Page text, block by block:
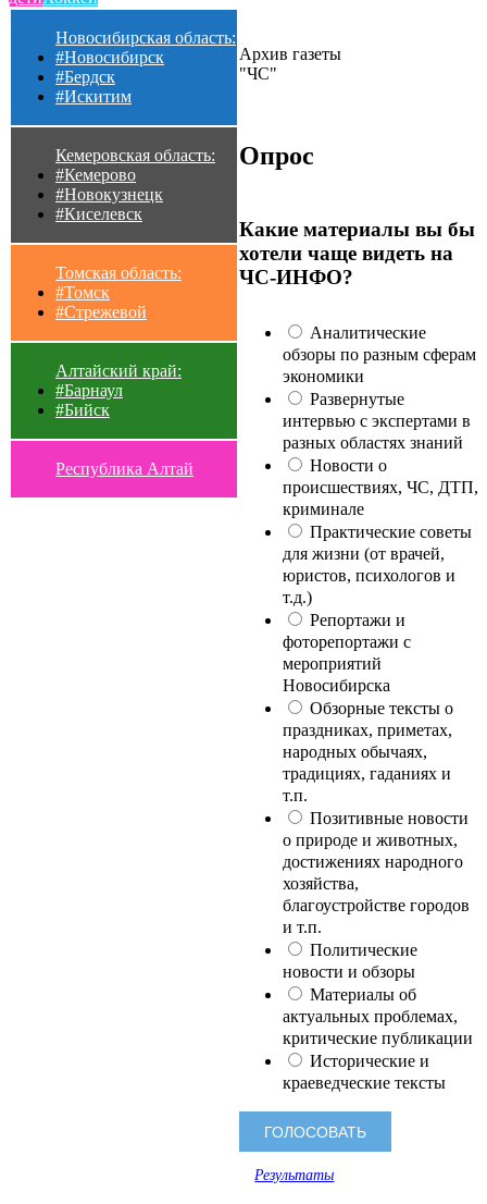
Новосибирская область:
#Новосибирск
#Бердск
#Искитим
Кемеровская область:
#Кемерово
#Новокузнецк
#Киселевск
Томская область:
#Томск
#Стрежевой
Алтайский край:
#Барнаул
#Бийск
Республика Алтай
Архив газеты
"ЧС"
Опрос
Какие материалы вы бы
хотели чаще видеть на
ЧС-ИНФО?
Аналитические
обзоры по разным сферам
экономики
Развернутые
интервью с экспертами в
разных областях знаний
Новости о
происшествиях, ЧС, ДТП,
криминале
Практические советы
для жизни (от врачей,
юристов, психологов и
т.д.)
Репортажи и
фоторепортажи с
мероприятий
Новосибирска
Обзорные тексты о
праздниках, приметах,
народных обычаях,
традициях, гаданиях и
т.п.
Позитивные новости
о природе и животных,
достижениях народного
хозяйства,
благоустройстве городов
и т.п.
Политические
новости и обзоры
Материалы об
актуальных проблемах,
критические публикации
Исторические и
краеведческие тексты
Результаты